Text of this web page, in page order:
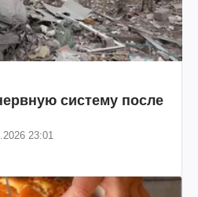
систему после
23:01